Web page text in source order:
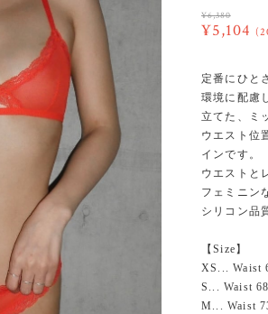
¥6,380
¥5,104
定番にひと
環境に配慮
立てた、ミ
ウエスト位
インです。
ウエストと
フェミニン
シリコン品
【Size】
XS... Waist
S... Waist
M... Waist